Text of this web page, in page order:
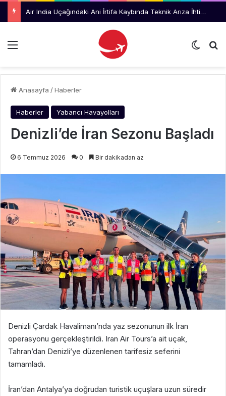
Air India Uçağındaki Ani İrtifa Kaybında Teknik Arıza İhtimali İnceleniyor
Menü Dış
Anasayfa /Haberler
Haberler Yabancı Havayolları
Denizli’de İran Sezonu Başladı
6 Temmuz 2026 0 Bir dakikadan az
Denizli Çardak Havalimanı’nda yaz sezonunun ilk İran
operasyonu gerçekleştirildi. Iran Air Tours’a ait uçak,
Tahran’dan Denizli’ye düzenlenen tarifesiz seferini
tamamladı.
İran’dan Antalya’ya doğrudan turistik uçuşlara uzun süredir